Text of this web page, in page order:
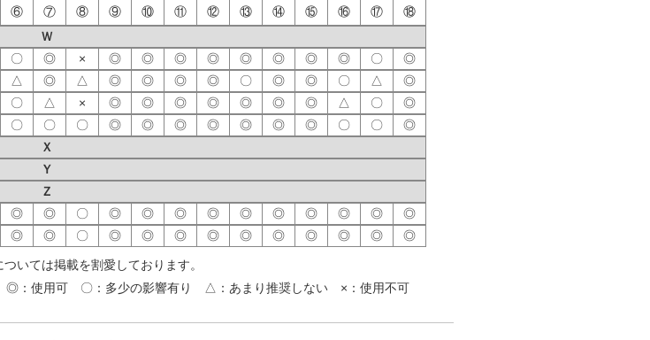
⑥ ⑦ ⑧ ⑨ ⑩ ⑪ ⑫ ⑬ ⑭ ⑮ ⑯ ⑰
⑱
Ｗ
〇 ◎ × ◎ ◎ ◎ ◎ ◎ ◎ ◎ ◎ 〇 ◎
△ ◎ △ ◎ ◎ ◎ ◎ 〇 ◎ ◎ 〇 △ ◎
〇 △ × ◎ ◎ ◎ ◎ ◎ ◎ ◎ △ 〇 ◎
〇 〇 〇 ◎ ◎ ◎ ◎ ◎ ◎ ◎ 〇 〇
◎
Ｘ
Ｙ
Ｚ
◎ ◎ 〇 ◎ ◎ ◎ ◎ ◎ ◎ ◎ ◎ ◎ ◎
◎ ◎ 〇 ◎ ◎ ◎ ◎ ◎ ◎ ◎ ◎ ◎ ◎
〇 × ◎ ◎ ◎
◎ ◎ △ ◎ ◎ ◎ ◎ ◎ 〇 ◎
◎ ◎ 〇 ◎ ◎ ◎ ◎ ◎ ◎ ◎ ◎ ◎ ◎
いては掲載を割愛しております。
◎：使用可 〇：多少の影響有り △：あまり推奨しない ×：使用不可